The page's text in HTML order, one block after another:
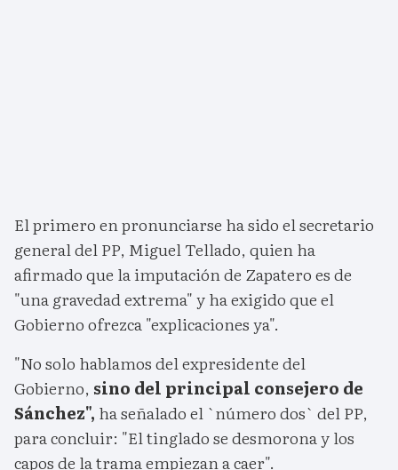
El primero en pronunciarse ha sido el secretario
general del PP, Miguel Tellado, quien ha
afirmado que la imputación de Zapatero es de
"una gravedad extrema" y ha exigido que el
Gobierno ofrezca "explicaciones ya".
"No solo hablamos del expresidente del
Gobierno, sino del principal consejero de
Sánchez", ha señalado el `número dos` del PP,
para concluir: "El tinglado se desmorona y los
capos de la trama empiezan a caer".